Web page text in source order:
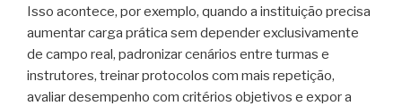
Isso acontece, por exemplo, quando a instituição precisa
aumentar carga prática sem depender exclusivamente
de campo real, padronizar cenários entre turmas e
instrutores, treinar protocolos com mais repetição,
avaliar desempenho com critérios objetivos e expor a